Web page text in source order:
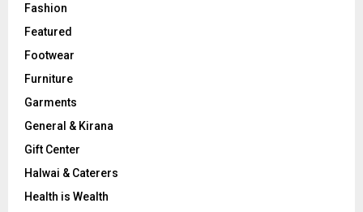
Fashion
Featured
Footwear
Furniture
Garments
General & Kirana
Gift Center
Halwai & Caterers
Health is Wealth